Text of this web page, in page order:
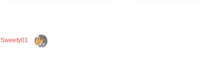
Sweety01